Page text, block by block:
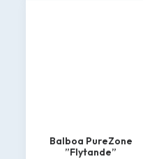
Balboa PureZone
”Flytande”